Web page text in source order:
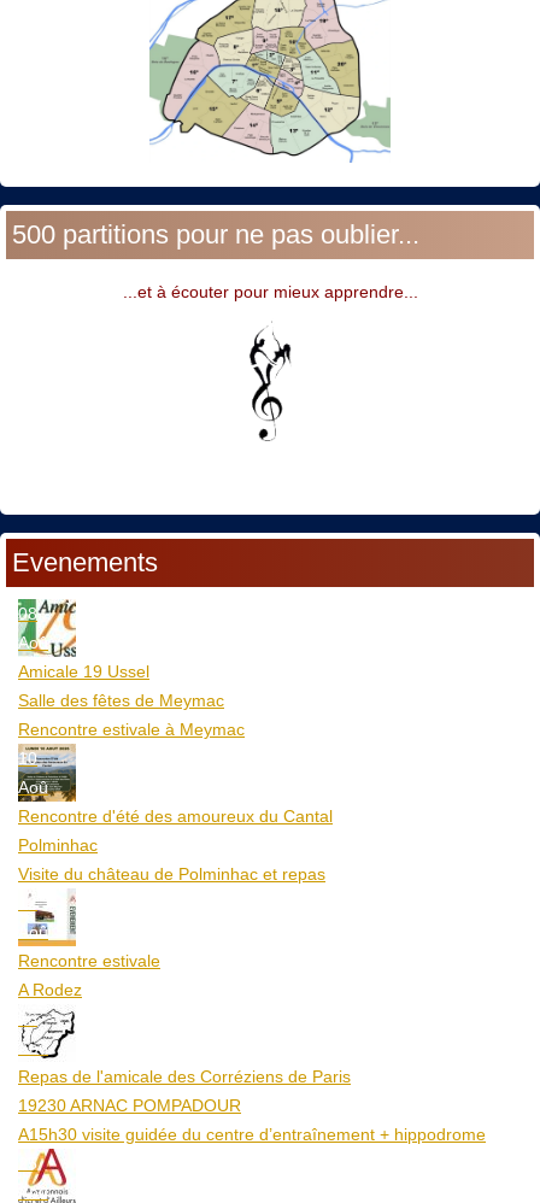
500 partitions pour ne pas oublier...
...et à écouter pour mieux apprendre...
Evenements
08
Aoû
Amicale 19 Ussel
Salle des fêtes de Meymac
Rencontre estivale à Meymac
10
Aoû
Rencontre d'été des amoureux du Cantal
Polminhac
Visite du château de Polminhac et repas
12
Aoû
Rencontre estivale
A Rodez
23
Aoû
Repas de l'amicale des Corréziens de Paris
19230 ARNAC POMPADOUR
A15h30 visite guidée du centre d’entraînement + hippodrome
25
Aoû